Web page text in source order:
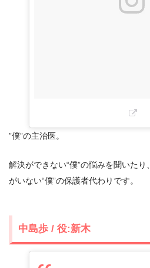
”僕”の主治医。
解決ができない“僕”の悩みを聞いた
がいない“僕”の保護者代わりです。
中島歩 / 役:新木